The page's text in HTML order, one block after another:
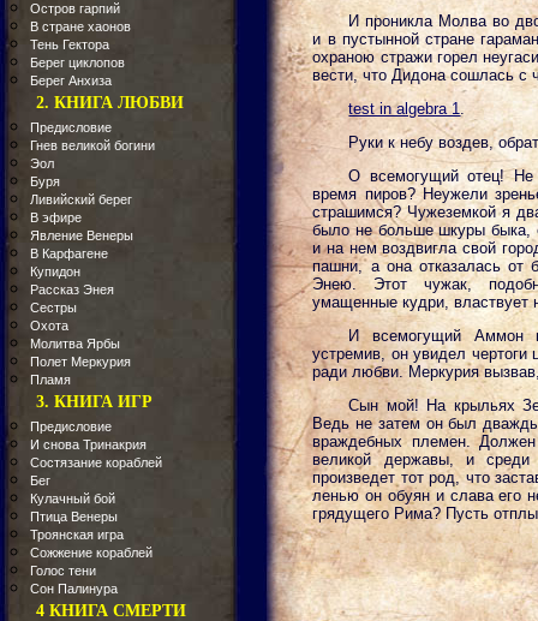
Остров гарпий
В стране хаонов
Тень Гектора
Берег циклопов
Берег Анхиза
2. КНИГА ЛЮБВИ
Предисловие
Гнев великой богини
Эол
Буря
Ливийский берег
В эфире
Явление Венеры
В Карфагене
Купидон
Рассказ Энея
Сестры
Охота
Молитва Ярбы
Полет Меркурия
Пламя
3. КНИГА ИГР
Предисловие
И снова Тринакрия
Состязание кораблей
Бег
Кулачный бой
Птица Венеры
Троянская игра
Сожжение кораблей
Голос тени
Сон Палинура
4 КНИГА СМЕРТИ
И проникла Молва во
и в пустынной стране
охраною стражи горел
вести, что Дидона сошлась с
test in algebra 1.
Руки к небу воздев,
О всемогущий отец!
время пиров? Неужели
страшимся? Чужеземкой я
было не больше шкуры быка,
и на нем воздвигла свой
пашни, а она отказалась от
Энею. Этот чужак,
умащенные кудри, властвует
И всемогущий Аммон
устремив, он увидел
ради любви. Меркурия
Сын мой! На крыльях
Ведь не затем он был
враждебных племен. Должен
великой державы, и
произведет тот род, что
ленью он обуян и слава его
грядущего Рима? Пусть